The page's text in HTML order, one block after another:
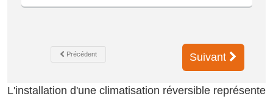
Précédent Suivant
L'installation d'une climatisation réversible représente